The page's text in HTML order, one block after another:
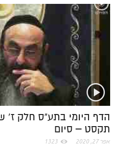
תקסט – סיום
אפר 27, 2020 1323